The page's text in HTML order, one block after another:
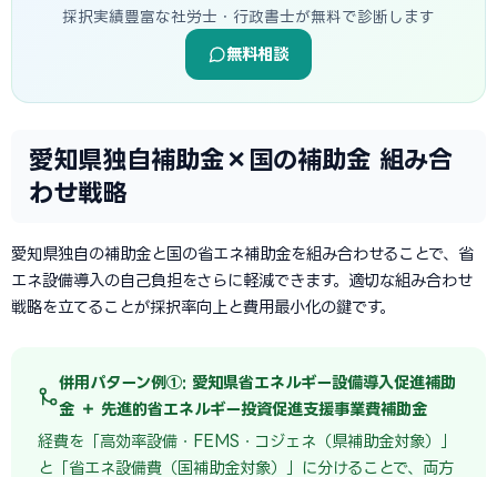
採択実績豊富な社労士・行政書士が無料で診断します
無料相談
愛知県独自補助金×国の補助金 組み合
わせ戦略
愛知県独自の補助金と国の省エネ補助金を組み合わせることで、省
エネ設備導入の自己負担をさらに軽減できます。適切な組み合わせ
戦略を立てることが採択率向上と費用最小化の鍵です。
併用パターン例①: 愛知県省エネルギー設備導入促進補助
金 ＋ 先進的省エネルギー投資促進支援事業費補助金
経費を「高効率設備・FEMS・コジェネ（県補助金対象）」
と「省エネ設備費（国補助金対象）」に分けることで、両方